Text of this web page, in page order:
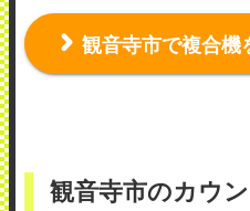
観音寺市で複合機
観音寺市のカウ